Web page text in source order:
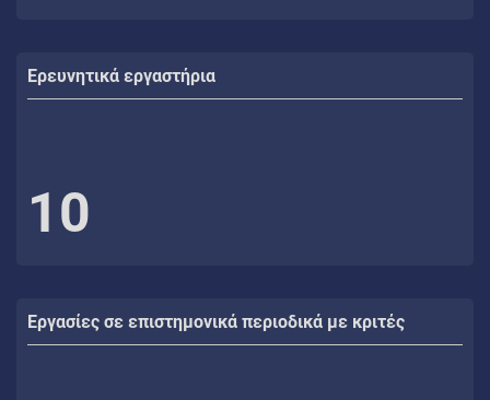
Ερευνητικά εργαστήρια
10
Εργασίες σε επιστημονικά περιοδικά με κριτές